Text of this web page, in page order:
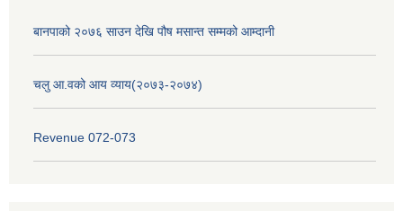
बानपाको २०७६ साउन देखि पौष मसान्त सम्मको आम्दानी
चलु आ.वको आय व्याय(२०७३-२०७४)
Revenue 072-073